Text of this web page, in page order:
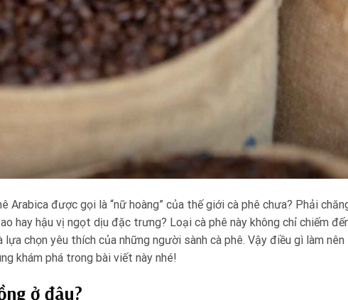
Arabica được gọi là “nữ hoàng” của thế giới cà phê chưa? Phải
hay hậu vị ngọt dịu đặc trưng? Loại cà phê này không chỉ chiếm
chọn yêu thích của những người sành cà phê. Vậy điều gì làm nên
khám phá trong bài viết này nhé!
ở đâu?